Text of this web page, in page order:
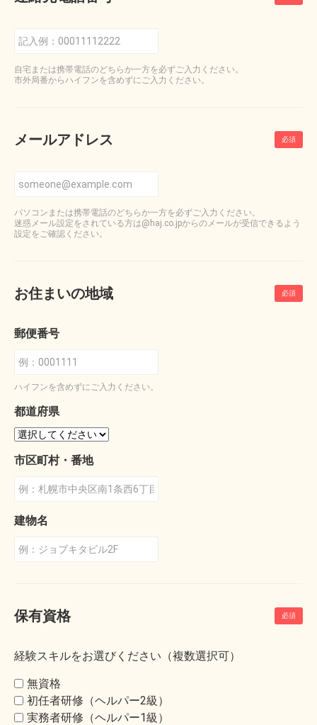
自宅または携帯電話のどちらか一方を必ずご入力ください。
市外局番からハイフンを含めずにご入力ください。
メールアドレス
パソコンまたは携帯電話のどちらか一方を必ずご入力ください。
迷惑メール設定をされている方は@haj.co.jpからのメールが受信できるよう
設定をご確認ください。
お住まいの地域
郵便番号
ハイフンを含めずにご入力ください。
都道府県
市区町村・番地
建物名
保有資格
経験スキルをお選びください（複数選択可）
無資格
初任者研修（ヘルパー2級）
実務者研修（ヘルパー1級）